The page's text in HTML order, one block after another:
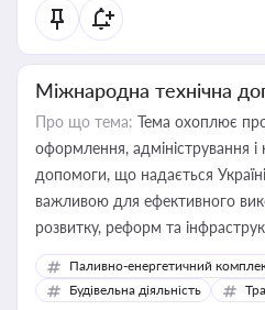
Міжнародна технічна
Про що тема: Тема охоплює
оформлення, адміністрування і
допомоги, що надається
важливою для ефективного
розвитку, реформ та
Паливно-енергетичний
Будівельна діяльність